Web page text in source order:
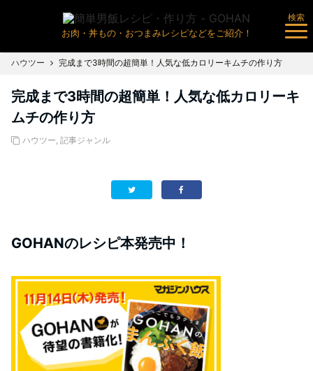
お肉・丼もの・おつまみレシピなどをご紹介！
検索
ハウツー 完成まで3時間の超簡単！人気な低カロリーキムチの作り方
完成まで3時間の超簡単！人気な低カロリーキ
ムチの作り方
ハウツー, 記事ジャンル
GOHANのレシピ本発売中！